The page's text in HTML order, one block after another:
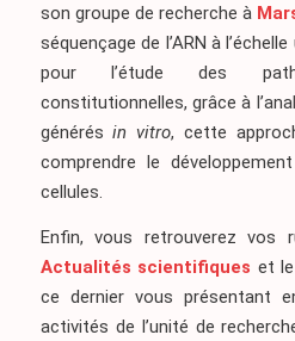
son groupe de recherche à
séquençage de l’ARN à
pour l’étude des
constitutionnelles, grâce à
générésin vitro, cette
comprendre le
cellules.
Enfin, vous retrouverez vos
Actualités scientifiques et le
ce dernier vous présentant
activités de l’unité de